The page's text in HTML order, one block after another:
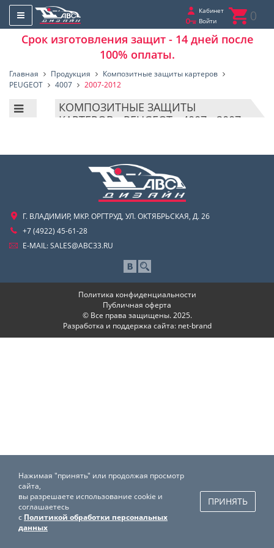
Кабинет
Войти
0
Срок изготовления защит - 14 дней после
100% оплаты.
Главная Продукция
Композитные защиты картеров
PEUGEOT
4007 2007-2012
КОМПОЗИТНЫЕ ЗАЩИТЫ
КАРТЕРОВ - PEUGEOT - 4007 - 2007-
Г. ВЛАДИМИР, МКР. ОРГТРУД, УЛ. ОКТЯБРЬСКАЯ, Д. 26
+7 (4922) 45-61-28
E-MAIL:SALES@ABC33.RU
Политика конфиденциальности
Публичная оферта
© Все права защищены. 2025.
Разработка и поддержка сайта: net-brand
Нажимая "принять" или продолжая просмотр
сайта,
вы разрешаете использование cookie и
соглашаетесь
с Политикой обработки персональных
данных
ПРИНЯТЬ